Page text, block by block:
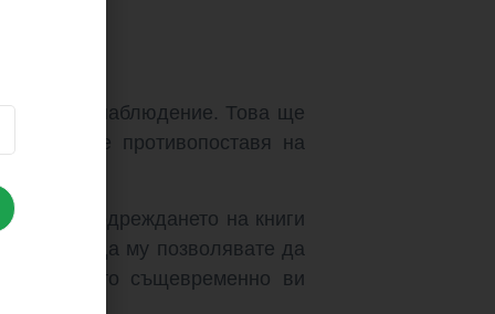
наблюдение. Това ще
да се противопоставя на
подреждането на книги
може да му позволявате да
като същевременно ви